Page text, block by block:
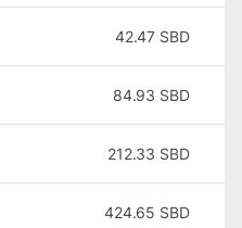
42.47 SBD
84.93 SBD
212.33 SBD
424.65 SBD